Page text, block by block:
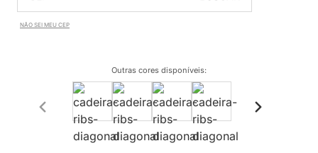
NÃO SEI MEU CEP
Outras cores disponíveis: